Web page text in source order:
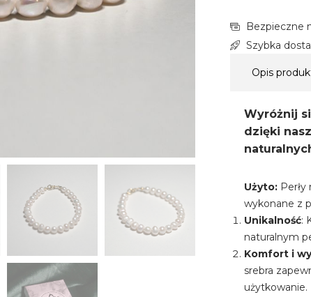
Bezpieczne
Szybka
Opis
Wyróżnij
dzięki
Użyto:
wykonane z
Unikalność:
naturalnym
Komfort i
srebra
użytkowanie.